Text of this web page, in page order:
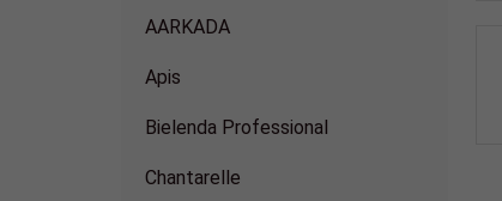
AARKADA
Apis
Bielenda Professional
Chantarelle